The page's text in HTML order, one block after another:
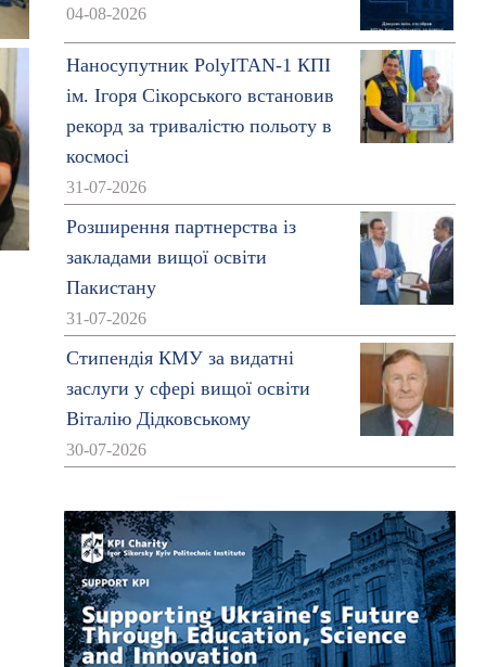
04-08-2026
Наносупутник PolyITAN-1 КПІ
ім. Ігоря Сікорського встановив
рекорд за тривалістю польоту в
космосі
31-07-2026
Розширення партнерства із
закладами вищої освіти
Пакистану
31-07-2026
Стипендія КМУ за видатні
заслуги у сфері вищої освіти
Віталію Дідковському
30-07-2026